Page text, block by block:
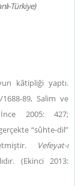
Türkiye)
kâtipliği yaptı.
89, Salim ve
2005: 427;
“sûhte-dil”
Vefeyat-ı
(Ekinci 2013: